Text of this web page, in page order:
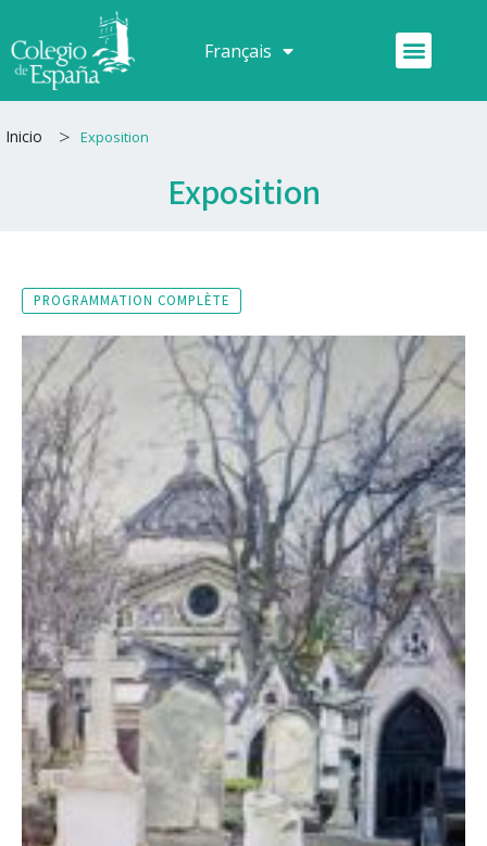
au
contenu
Français
Español Menu
Inicio > Exposition
Exposition
PROGRAMMATION COMPLÈTE